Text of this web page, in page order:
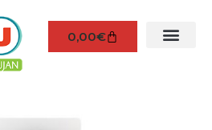
0,00€